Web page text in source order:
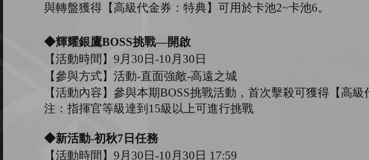
與轉盤獲得【高級代金券： 特典】可用於卡池2~卡池6。
◆輝耀銀鷹BOSS挑戰—開啟
【活動時間】 9月 30 日-10月 30 日
【參與方式】 活動-直面強敵-高遠之城
【活動內容】參與本期BOSS挑戰活動，首次擊殺可獲得【高級
注：指揮官等級達到 15級以上可進行挑戰
◆新活動-初秋7日任務
【活動時間】 9月 30 日-10月 30 日 17:59